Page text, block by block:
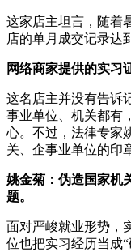
这家店主坦言，随着
店的单月成交记录达
网络商家提供的实习
这名店主并没有告诉
事业单位、机关都有
心。不过，法律专家
关、企事业单位的印
姚金菊：伪造国家机
题。
面对严峻就业形势，
位也把实习经历当成